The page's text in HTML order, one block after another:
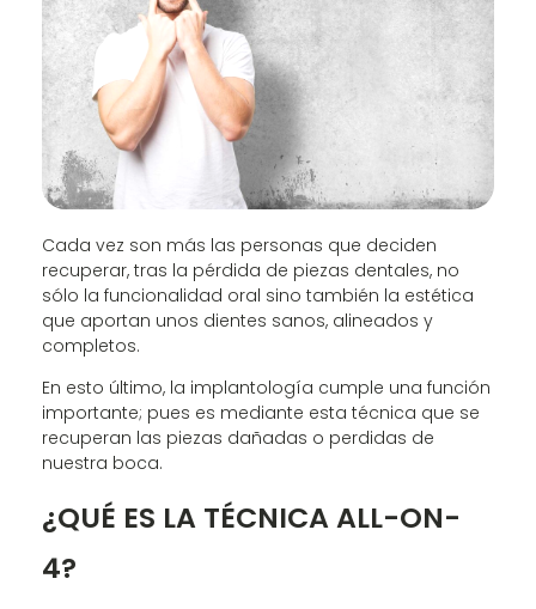
Cada vez son más las personas que deciden
recuperar, tras la pérdida de piezas dentales, no
sólo la funcionalidad oral sino también la estética
que aportan unos dientes sanos, alineados y
completos.
En esto último, la implantología cumple una función
importante; pues es mediante esta técnica que se
recuperan las piezas dañadas o perdidas de
nuestra boca.
¿QUÉ ES LA TÉCNICA ALL-ON-
4?